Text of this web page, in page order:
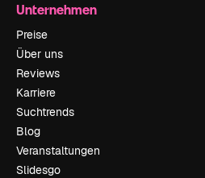
Unternehmen
Preise
Über uns
Reviews
Karriere
Suchtrends
Blog
Veranstaltungen
Slidesgo